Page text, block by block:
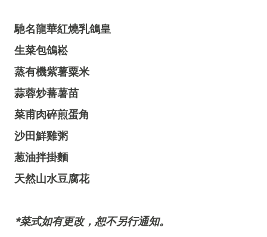
馳名龍華紅燒乳鴿皇
生菜包鴿崧
蒸有機紫薯粟米
蒜蓉炒蕃薯苗
菜甫肉碎煎蛋角
沙田鮮雞粥
葱油拌掛麵
天然山水豆腐花
*菜式如有更改，恕不另行通知。